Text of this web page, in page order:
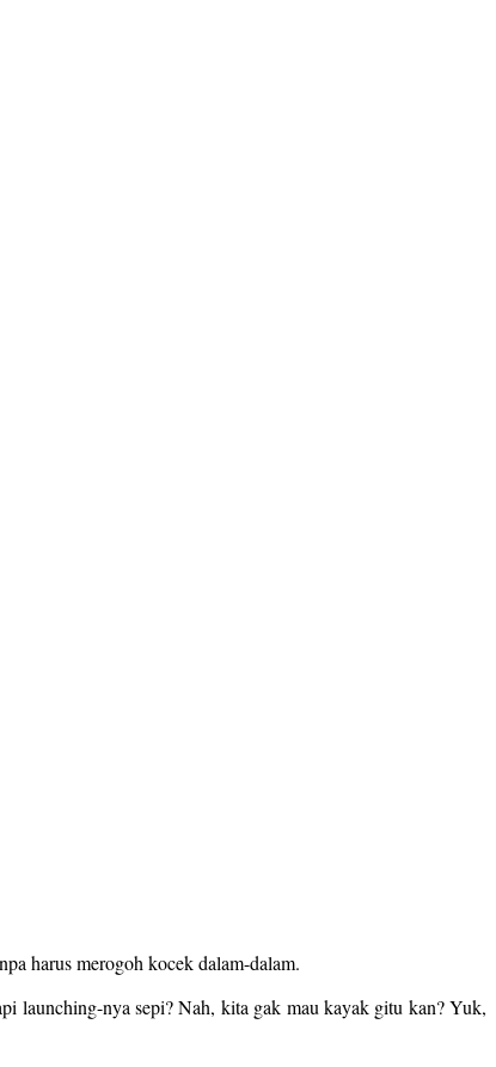
harus merogoh kocek dalam-dalam.
launching-nya sepi? Nah, kita gak mau kayak gitu kan? Yuk,